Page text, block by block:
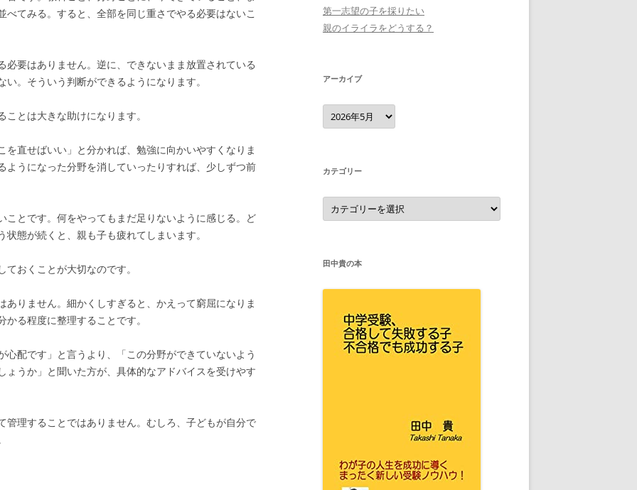
てみる。すると、全部を同じ重さでやる必要はないこ
要はありません。逆に、できないまま放置されている
。そういう判断ができるようになります。
とは大きな助けになります。
直せばいい」と分かれば、勉強に向かいやすくなりま
ようになった分野を消していったりすれば、少しずつ前
ことです。何をやってもまだ足りないように感じる。ど
態が続くと、親も子も疲れてしまいます。
おくことが大切なのです。
りません。細かくしすぎると、かえって窮屈になりま
る程度に整理することです。
配です」と言うより、「この分野ができていないよう
ょうか」と聞いた方が、具体的なアドバイスを受けやす
管理することではありません。むしろ、子どもが自分で
第一志望の子を採りたい
親のイライラをどうする？
アーカイブ
ア
ー
カ
カテゴリー
カ
テ
ゴ
田中貴の本